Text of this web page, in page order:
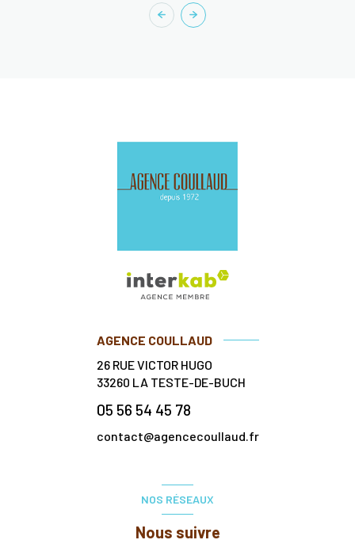
AGENCE COULLAUD
26 RUE VICTOR HUGO
33260 LA TESTE-DE-BUCH
05 56 54 45 78
contact@agencecoullaud.fr
NOS RÉSEAUX
Nous suivre